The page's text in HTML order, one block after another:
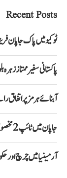
Recent Posts
ٹوکیو میں پاک جاپان فرینڈشپ
پاکستانی سفیر ممتاز
آبنائے ہرمز پر اتفاق
جاپان میں ٹائپ 2 مخصوص ہنر مند ورکر ویزا کی مدت 5 سال کرنے کی تجویز
آرمینیا میں چرچ اور